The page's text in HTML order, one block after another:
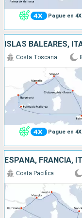
Pague en 4X
Pague en 4X
Costa Toscana
ESPAÑA, FRANCIA,
Costa Pacifica